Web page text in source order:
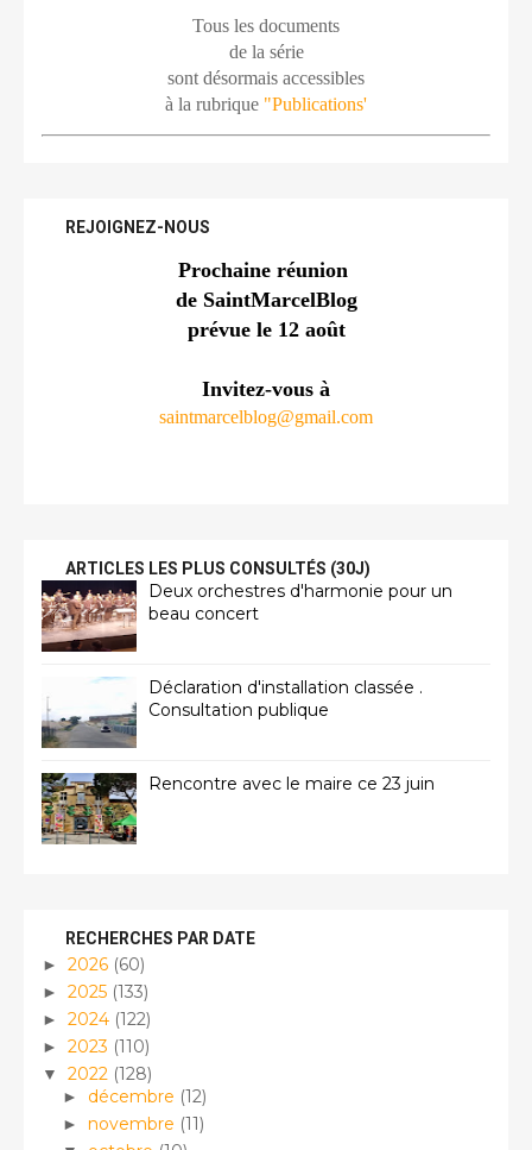
Tous les documents
de la série
sont désormais accessibles
à la rubrique "Publications'
REJOIGNEZ-NOUS
Prochaine réunion
de SaintMarcelBlog
prévue le 12 août
Invitez-vous à
saintmarcelblog@gmail.com
ARTICLES LES PLUS CONSULTÉS (30J)
Deux orchestres d'harmonie pour un
beau concert
Déclaration d'installation classée .
Consultation publique
Rencontre avec le maire ce 23 juin
RECHERCHES PAR DATE
► 2026 (60)
► 2025 (133)
► 2024 (122)
► 2023 (110)
▼ 2022 (128)
► décembre (12)
► novembre (11)